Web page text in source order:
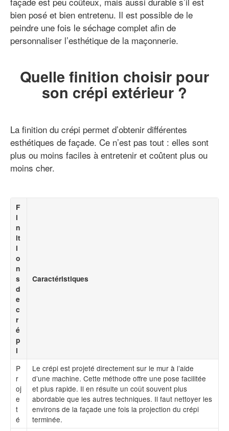
bien posé et bien entretenu. Il est possible de le
peindre une fois le séchage complet afin de
personnaliser l’esthétique de la maçonnerie.
Quelle finition choisir pour
son crépi extérieur ?
La finition du crépi permet d’obtenir différentes
esthétiques de façade. Ce n’est pas tout : elles sont
plus ou moins faciles à entretenir et coûtent plus ou
moins cher.
F
i
n
it
i
o
n
s
d
e
c
r
é
p
i
Caractéristiques
P
r
oj
e
t
é
Le crépi est projeté directement sur le mur à l’aide
d’une machine. Cette méthode offre une pose facilitée
et plus rapide. Il en résulte un coût souvent plus
abordable que les autres techniques. Il faut nettoyer les
environs de la façade une fois la projection du crépi
terminée.